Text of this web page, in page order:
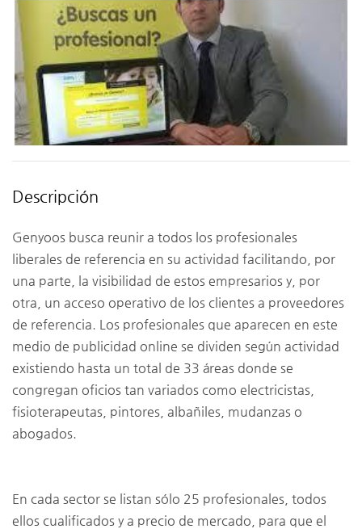
Descripción
Genyoos busca reunir a todos los profesionales
liberales de referencia en su actividad facilitando, por
una parte, la visibilidad de estos empresarios y, por
otra, un acceso operativo de los clientes a proveedores
de referencia. Los profesionales que aparecen en este
medio de publicidad online se dividen según actividad
existiendo hasta un total de 33 áreas donde se
congregan oficios tan variados como electricistas,
fisioterapeutas, pintores, albañiles, mudanzas o
abogados.
En cada sector se listan sólo 25 profesionales, todos
ellos cualificados y a precio de mercado, para que el